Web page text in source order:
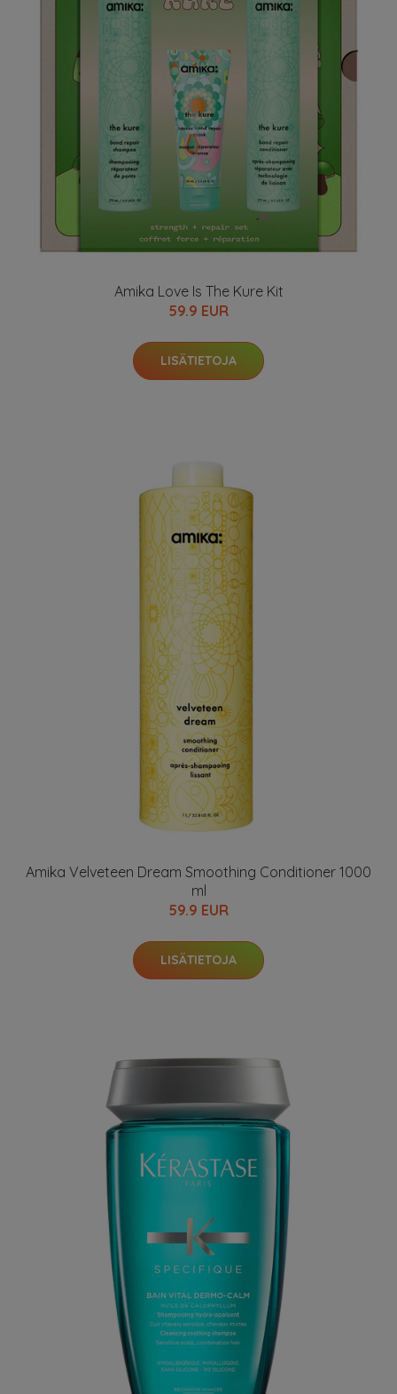
Amika Love Is The Kure Kit
59.9 EUR
LISÄTIETOJA
Amika Velveteen Dream Smoothing Conditioner 1000
ml
59.9 EUR
LISÄTIETOJA